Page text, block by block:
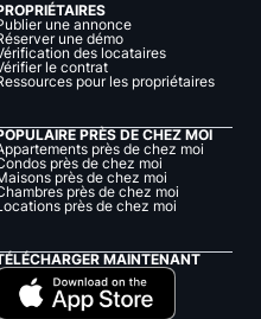
une annonce
une démo
des locataires
le contrat
pour les propriétaires
PRÈS DE CHEZ MOI
près de chez moi
près de chez moi
près de chez moi
près de chez moi
près de chez moi
MAINTENANT